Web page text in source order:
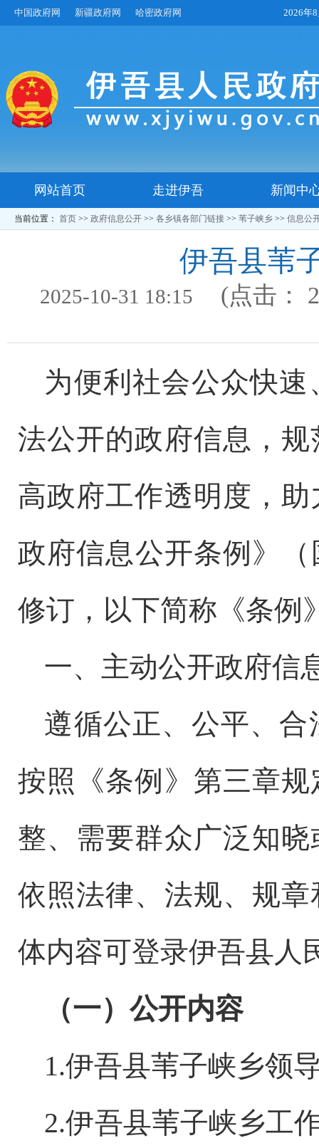
中国政府网 新疆政府网 哈密政府网 2026年
网站首页 走进伊吾 新闻中
当前位置： 首页 >> 政府信息公开 >> 各乡镇各部门链接 >> 苇子峡乡 >> 信息公
伊吾县苇
2025-10-31 18:15 (点击：
为便利社会公众快
法公开的政府信息，
高政府工作透明度，
政府信息公开条例》
修订，以下简称《条例
一、主动公开政府信
遵循公正、公平、
按照《条例》第三章
整、需要群众广泛知
依照法律、法规、规
体内容可登录伊吾县人
（一）公开内容
1.伊吾县苇子峡乡领
2.伊吾县苇子峡乡工